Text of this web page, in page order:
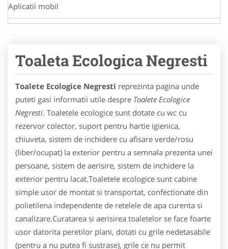
Aplicatii mobil
Toaleta Ecologica Negresti
Toalete Ecologice Negresti reprezinta pagina unde
puteti gasi informatii utile despre Toalete Ecologice
Negresti. Toaletele ecologice sunt dotate cu wc cu
rezervor colector, suport pentru hartie igienica,
chiuveta, sistem de inchidere cu afisare verde/rosu
(liber/ocupat) la exterior pentru a semnala prezenta unei
persoane, sistem de aerisire, sistem de inchidere la
exterior pentru lacat.Toaletele ecologice sunt cabine
simple usor de montat si transportat, confectionate din
polietilena independente de retelele de apa curenta si
canalizare.Curatarea si aerisirea toaletelor se face foarte
usor datorita peretilor plani, dotati cu grile nedetasabile
(pentru a nu putea fi sustrase), grile ce nu permit